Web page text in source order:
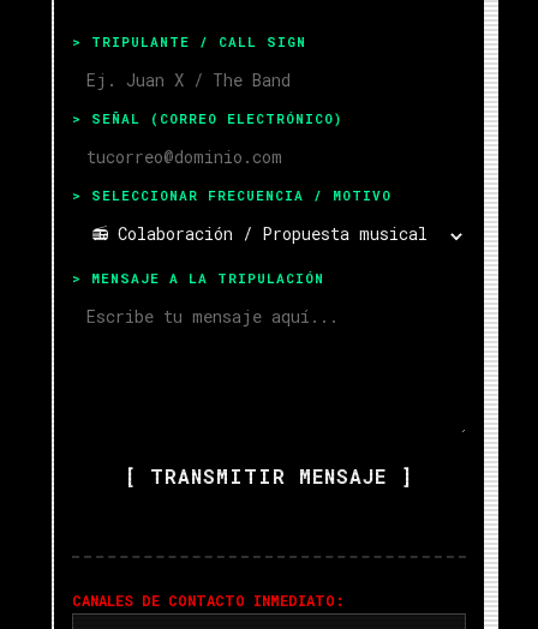
> TRIPULANTE / CALL SIGN
> SEÑAL (CORREO ELECTRÓNICO)
> SELECCIONAR FRECUENCIA / MOTIVO
> MENSAJE A LA TRIPULACIÓN
[ TRANSMITIR MENSAJE ]
CANALES DE CONTACTO INMEDIATO: